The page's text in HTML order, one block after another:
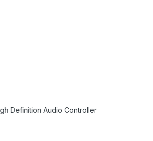
Definition Audio Controller